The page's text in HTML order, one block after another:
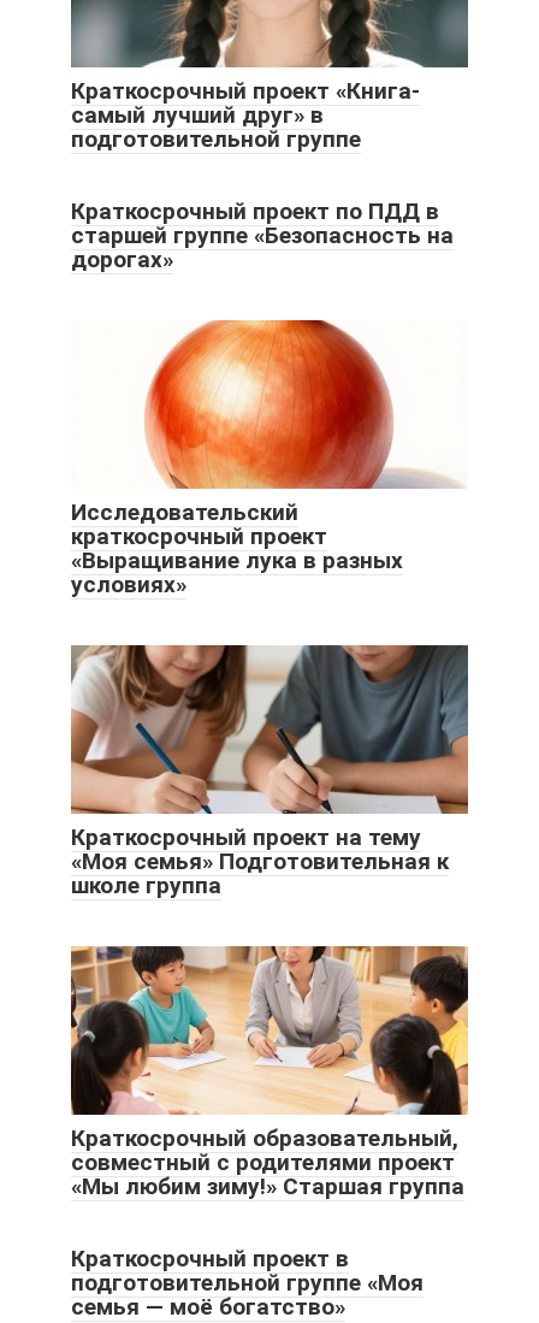
Краткосрочный проект «Книга-
самый лучший друг» в
подготовительной группе
Краткосрочный проект по ПДД в
старшей группе «Безопасность на
дорогах»
Исследовательский
краткосрочный проект
«Выращивание лука в разных
условиях»
Краткосрочный проект на тему
«Моя семья» Подготовительная к
школе группа
Краткосрочный образовательный,
совместный с родителями проект
«Мы любим зиму!» Старшая группа
Краткосрочный проект в
подготовительной группе «Моя
семья — моё богатство»